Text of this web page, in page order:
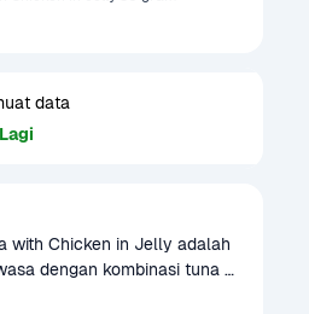
data
with Chicken in Jelly adalah
dengan kombinasi tuna
vitamin, dan mineral